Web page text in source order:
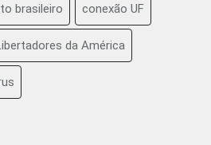
brasileiro conexão UF
da América